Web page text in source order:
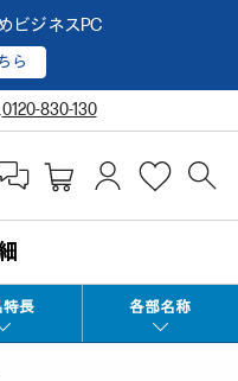
ビジネスPC
ら
0120-830-130
特長 各部名称